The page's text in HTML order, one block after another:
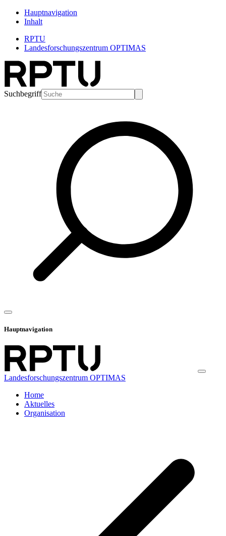
Hauptnavigation
Inhalt
RPTU
Landesforschungszentrum OPTIMAS
Suchbegriff
Hauptnavigation
Landesforschungszentrum OPTIMAS
Home
Aktuelles
Organisation